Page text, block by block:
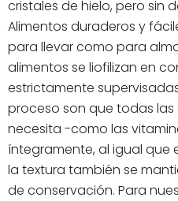
cristales de hielo, pero sin
Alimentos duraderos y
para llevar como para
alimentos se liofilizan en
estrictamente
proceso son que todas
necesita -como las
íntegramente, al igual que
la textura también se
de conservación. Para